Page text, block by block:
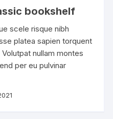
bookshelf
scele risque nibh
platea sapien torquent
nullam montes
per eu pulvinar